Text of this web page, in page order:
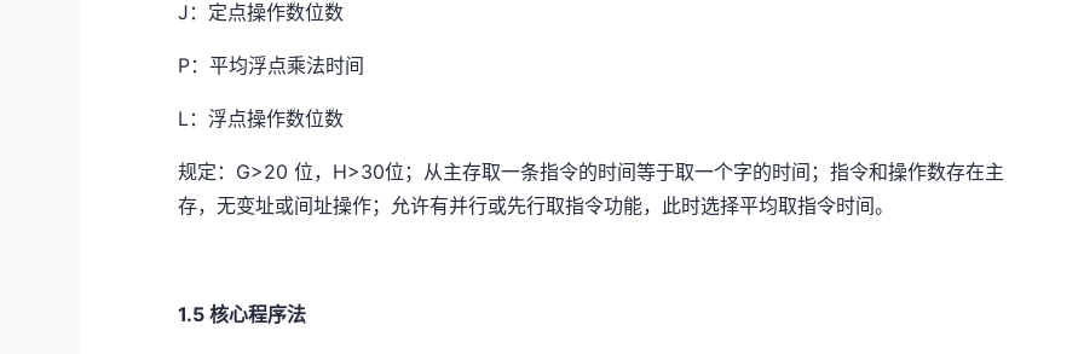
J：定点操作数位数
P：平均浮点乘法时间
L：浮点操作数位数
规定：G>20 位，H>30位；从主存取一条指令的时间等于取一个字的时间；指令和操作数存在主
存，无变址或间址操作；允许有并行或先行取指令功能，此时选择平均取指令时间。
1.5 核心程序法